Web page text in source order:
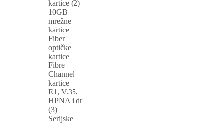
kartice (2)
10GB
mrežne
kartice
Fiber
optičke
kartice
Fibre
Channel
kartice
E1, V.35,
HPNA i dr
(3)
Serijske